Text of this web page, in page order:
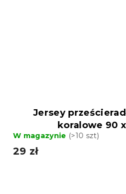
Jersey
koralowe 90
W magazynie (>10 szt)
29 zł